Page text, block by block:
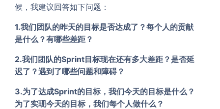
候，我建议回答如下问题：
1.我们团队的昨天的目标是否达成了？每个人的贡献
是什么？有哪些差距？
2.我们团队的Sprint目标现在还有多大差距？是否延
迟了？遇到了哪些问题和障碍？
3.为了达成Sprint的目标，我们今天的目标是什么？
为了实现今天的目标，我们每个人做什么？